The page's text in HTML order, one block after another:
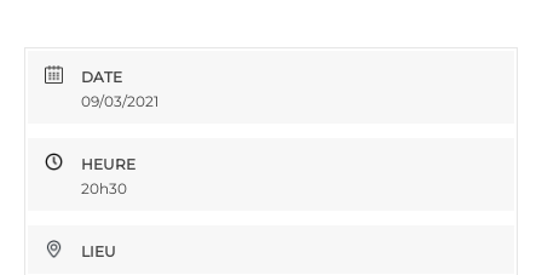
DATE
09/03/2021
HEURE
20h30
LIEU